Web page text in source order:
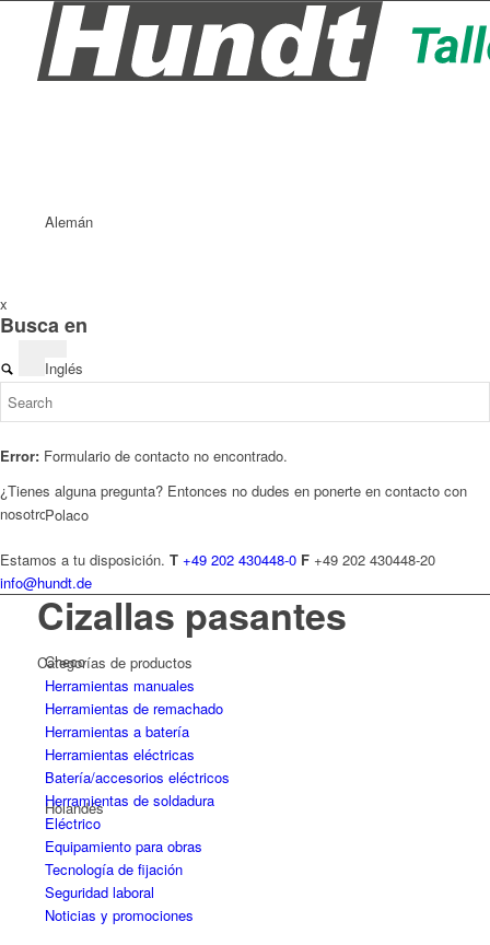
Alemán
Inglés
Polaco
Checo
Holandés
x
Busca en
Error: Formulario de contacto no encontrado.
¿Tienes alguna pregunta? Entonces no dudes en ponerte en contacto con
nosotros.
Estamos a tu disposición. T +49 202 430448-0 F +49 202 430448-20
info@hundt.de
Cizallas pasantes
Categorías de productos
Herramientas manuales
Herramientas de remachado
Herramientas a batería
Herramientas eléctricas
Batería/accesorios eléctricos
Herramientas de soldadura
Eléctrico
Equipamiento para obras
Tecnología de fijación
Seguridad laboral
Noticias y promociones